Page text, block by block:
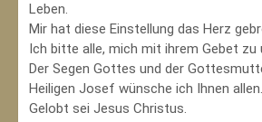
Leben.
Mir hat diese Einstellung das Herz
Ich bitte alle, mich mit ihrem Gebet
Der Segen Gottes und der
Heiligen Josef wünsche ich Ihnen allen.
Gelobt sei Jesus Christus.